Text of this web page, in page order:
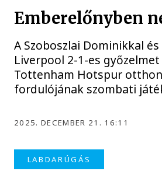
Emberelőnyben
A Szoboszlai Dominikkal
Liverpool 2-1-es
Tottenham Hotspur
fordulójának szombati
2025. DECEMBER 21. 16:11
LABDARÚGÁS